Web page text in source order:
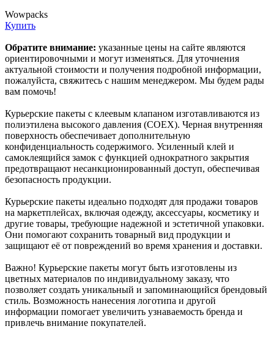
Wowpacks
Купить
Обратите внимание: указанные цены на сайте являются
ориентировочными и могут изменяться. Для уточнения
актуальной стоимости и получения подробной информации,
пожалуйста, свяжитесь с нашим менеджером. Мы будем рады
вам помочь!
Курьерские пакеты с клеевым клапаном изготавливаются из
полиэтилена высокого давления (COEX). Черная внутренняя
поверхность обеспечивает дополнительную
конфиденциальность содержимого. Усиленный клей и
самоклеящийся замок с функцией однократного закрытия
предотвращают несанкционированный доступ, обеспечивая
безопасность продукции.
Курьерские пакеты идеально подходят для продажи товаров
на маркетплейсах, включая одежду, аксессуары, косметику и
другие товары, требующие надежной и эстетичной упаковки.
Они помогают сохранить товарный вид продукции и
защищают её от повреждений во время хранения и доставки.
Важно! Курьерские пакеты могут быть изготовлены из
цветных материалов по индивидуальному заказу, что
позволяет создать уникальный и запоминающийся брендовый
стиль. Возможность нанесения логотипа и другой
информации помогает увеличить узнаваемость бренда и
привлечь внимание покупателей.